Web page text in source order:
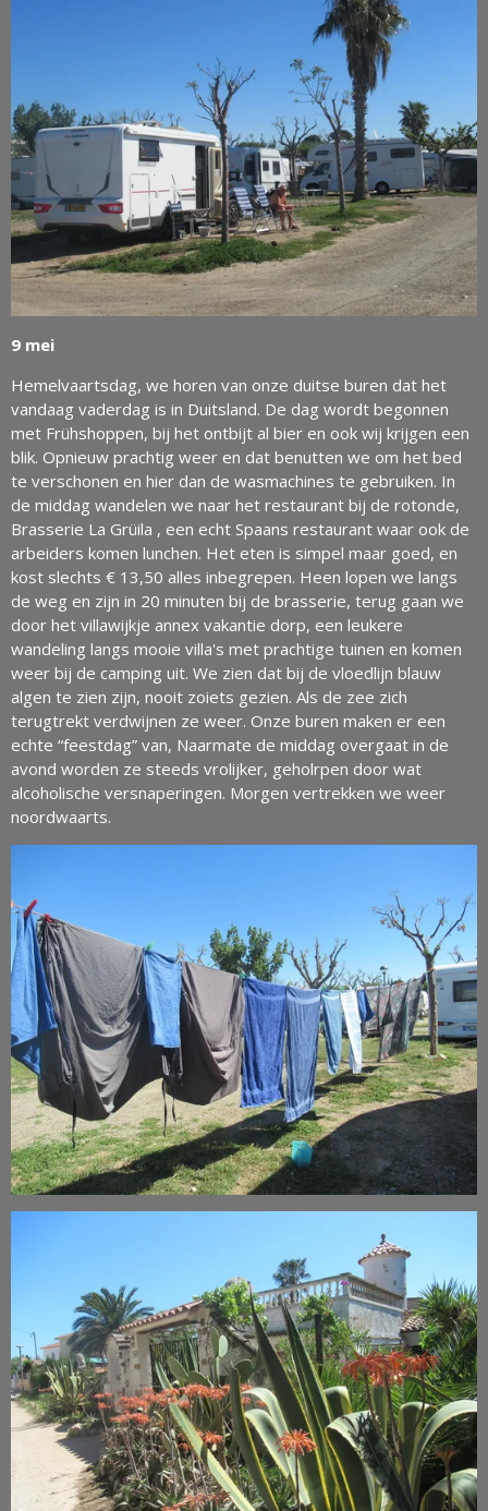
9 mei
Hemelvaartsdag, we horen van onze duitse buren dat het
vandaag vaderdag is in Duitsland. De dag wordt begonnen
met Frühshoppen, bij het ontbijt al bier en ook wij krijgen een
blik. Opnieuw prachtig weer en dat benutten we om het bed
te verschonen en hier dan de wasmachines te gebruiken. In
de middag wandelen we naar het restaurant bij de rotonde,
Brasserie La Grüila , een echt Spaans restaurant waar ook de
arbeiders komen lunchen. Het eten is simpel maar goed, en
kost slechts € 13,50 alles inbegrepen. Heen lopen we langs
de weg en zijn in 20 minuten bij de brasserie, terug gaan we
door het villawijkje annex vakantie dorp, een leukere
wandeling langs mooie villa's met prachtige tuinen en komen
weer bij de camping uit. We zien dat bij de vloedlijn blauw
algen te zien zijn, nooit zoiets gezien. Als de zee zich
terugtrekt verdwijnen ze weer. Onze buren maken er een
echte “feestdag” van, Naarmate de middag overgaat in de
avond worden ze steeds vrolijker, geholrpen door wat
alcoholische versnaperingen. Morgen vertrekken we weer
noordwaarts.